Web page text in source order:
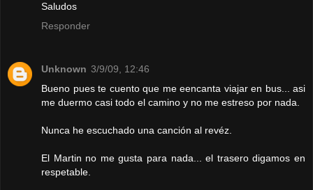
Saludos
Responder
Unknown 3/9/09, 12:46
Bueno pues te cuento que me eencanta viajar en bus... asi
me duermo casi todo el camino y no me estreso por nada.
Nunca he escuchado una canción al revéz.
El Martin no me gusta para nada... el trasero digamos en
respetable.